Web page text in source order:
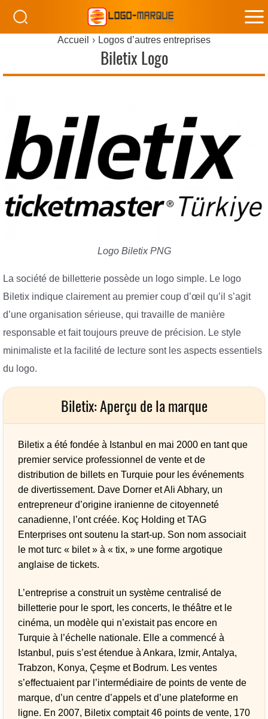
Accueil Logos d’autres entreprises
Biletix Logo
Logo Biletix PNG
La société de billetterie possède un logo simple. Le logo
Biletix indique clairement au premier coup d’œil qu’il s’agit
d’une organisation sérieuse, qui travaille de manière
responsable et fait toujours preuve de précision. Le style
minimaliste et la facilité de lecture sont les aspects essentiels
du logo.
Biletix: Aperçu de la marque
Biletix a été fondée à Istanbul en mai 2000 en tant que
premier service professionnel de vente et de
distribution de billets en Turquie pour les événements
de divertissement. Dave Dorner et Ali Abhary, un
entrepreneur d’origine iranienne de citoyenneté
canadienne, l’ont créée. Koç Holding et TAG
Enterprises ont soutenu la start-up. Son nom associait
le mot turc « bilet » à « tix, » une forme argotique
anglaise de tickets.
L’entreprise a construit un système centralisé de
billetterie pour le sport, les concerts, le théâtre et le
cinéma, un modèle qui n’existait pas encore en
Turquie à l’échelle nationale. Elle a commencé à
Istanbul, puis s’est étendue à Ankara, Izmir, Antalya,
Trabzon, Konya, Çeşme et Bodrum. Les ventes
s’effectuaient par l’intermédiaire de points de vente de
marque, d’un centre d’appels et d’une plateforme en
ligne. En 2007, Biletix comptait 46 points de vente, 170